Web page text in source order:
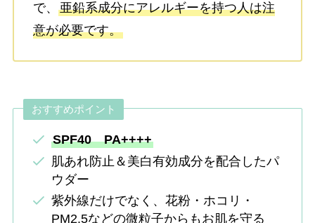
で、 亜鉛系成分にアレルギーを持つ人は注
意が必要です。
おすすめポイント
SPF40 PA++++
肌あれ防止＆美白有効成分を配合したパ
ウダー
紫外線だけでなく、花粉・ホコリ・
PM2.5などの微粒子からもお肌を守る